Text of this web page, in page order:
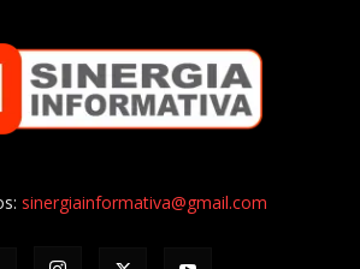
sinergiainformativa@gmail.com